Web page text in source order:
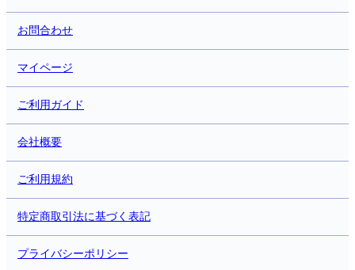
お問合わせ
マイページ
ご利用ガイド
会社概要
ご利用規約
特定商取引法に基づく表記
プライバシーポリシー